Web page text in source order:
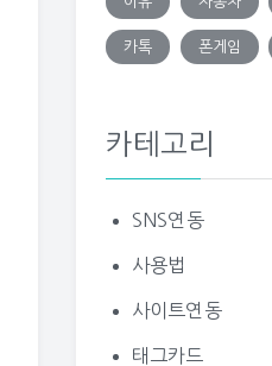
카톡 폰게임
카테고리
SNS연동
사용법
사이트연동
태그카드